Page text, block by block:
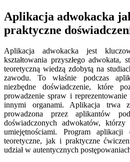
Aplikacja adwokacka
praktyczne
Aplikacja adwokacka jest
kształtowania przyszłego adwokata,
teoretyczną wiedzą zdobytą na
zawodu. To właśnie podczas
niezbędne doświadczenie, które
prowadzenie spraw i
innymi organami. Aplikacja trwa
prowadzona przez aplikantów
doświadczonych adwokatów,
umiejętnościami. Program aplikacji
teoretyczne, jak i praktyczne
udział w autentycznych